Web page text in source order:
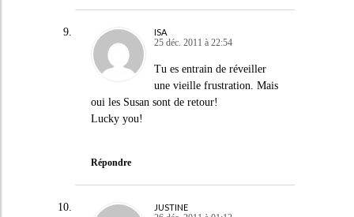
ISA
25 déc. 2011 à 22:54
Tu es entrain de réveiller
une vieille frustration. Mais
oui les Susan sont de retour!
Lucky you!
Répondre
JUSTINE